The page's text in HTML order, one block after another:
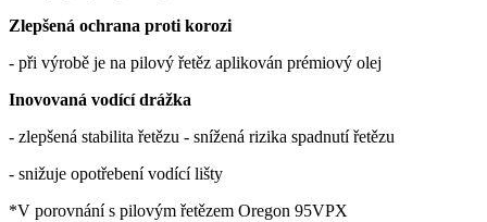
Zlepšená ochrana proti korozi
- při výrobě je na pilový řetěz aplikován prémiový olej
Inovovaná vodící drážka
- zlepšená stabilita řetězu - snížená rizika spadnutí řetězu
- snižuje opotřebení vodící lišty
*V porovnání s pilovým řetězem Oregon 95VPX